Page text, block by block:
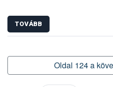
TOVÁBB
Oldal 124 a